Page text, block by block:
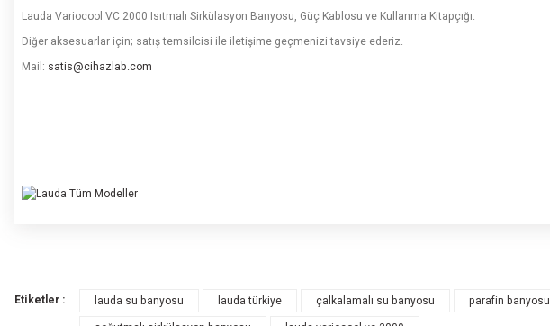
Lauda Variocool VC 2000 Isıtmalı Sirkülasyon Banyosu, Güç Kablosu ve Kullanma Kitapçığı.
Diğer aksesuarlar için; satış temsilcisi ile iletişime geçmenizi tavsiye ederiz.
Mail: satis@cihazlab.com
Etiketler : lauda su banyosu lauda türkiye çalkalamalı su banyosu parafin banyosu